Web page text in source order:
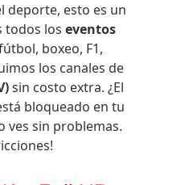
deporte, esto es un
todos loseventos
boxeo, F1,
los canales de
sin costo extra. ¿El
bloqueado en tu
ves sin problemas.